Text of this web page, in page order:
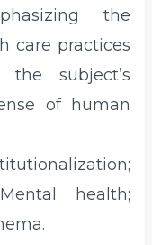
the
care practices
subject’s
of human
health;